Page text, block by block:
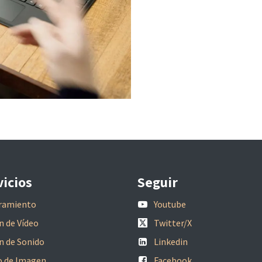
Seguir
Youtube
Twitter/X
Linkedin
de Vídeo
de Sonido